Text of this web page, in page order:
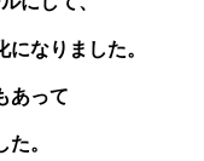
なりました。
あって
。